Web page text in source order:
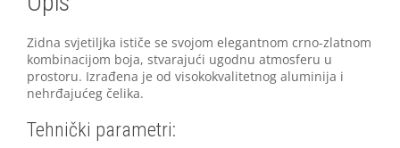
Zidna svjetiljka ističe se svojom elegantnom crno-zlatnom
kombinacijom boja, stvarajući ugodnu atmosferu u
prostoru. Izrađena je od visokokvalitetnog aluminija i
nehrđajućeg čelika.
Tehnički parametri: